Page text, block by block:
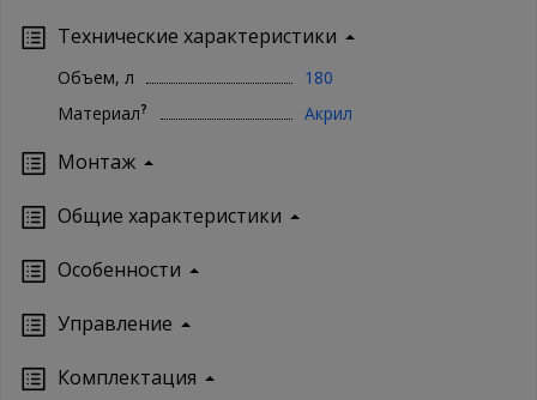
Технические характеристики
Объем, л
180
Материал? Акрил
Монтаж
Oбщие характеристики
Особенности
Управление
Кoмплектация